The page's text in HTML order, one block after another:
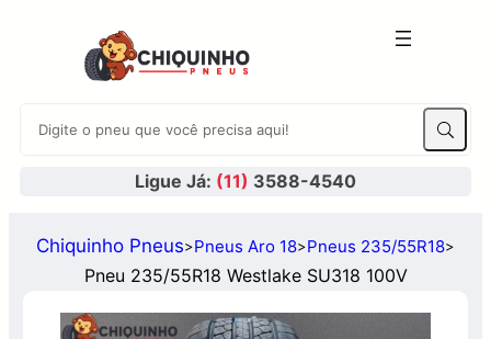
Ligue Já: (11) 3588-4540
Chiquinho Pneus>Pneus Aro 18>Pneus 235/55R18>
Pneu 235/55R18 Westlake SU318 100V